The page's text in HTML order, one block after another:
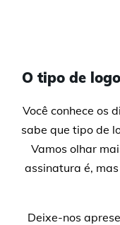
O tipo de
Você conhece os
sabe que tipo de
Vamos olhar
assinatura é,
Deixe-nos